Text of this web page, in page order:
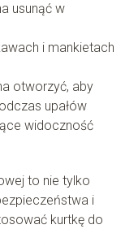
usunąć w
i mankietach
otworzyć, aby
upałów
widoczność
to nie tylko
i
kurtkę do